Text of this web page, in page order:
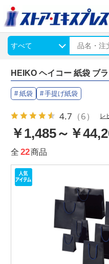
HEIKO ヘイコー 紙袋 ブ
紙袋 手提げ紙袋
4.7 （6） レ
￥1,485～￥
全 22商品